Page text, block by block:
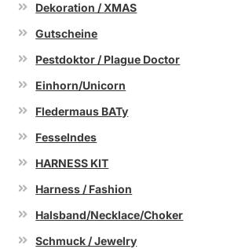
Dekoration / XMAS
Gutscheine
Pestdoktor / Plague Doctor
Einhorn/Unicorn
Fledermaus BATy
Fesselndes
HARNESS KIT
Harness / Fashion
Halsband/Necklace/Choker
Schmuck / Jewelry